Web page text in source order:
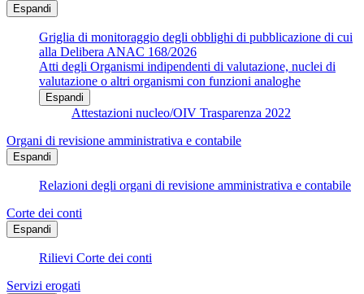
Espandi
Griglia di monitoraggio degli obblighi di pubblicazione di cui
alla Delibera ANAC 168/2026
Atti degli Organismi indipendenti di valutazione, nuclei di
valutazione o altri organismi con funzioni analoghe
Espandi
Attestazioni nucleo/OIV Trasparenza 2022
Organi di revisione amministrativa e contabile
Espandi
Relazioni degli organi di revisione amministrativa e contabile
Corte dei conti
Espandi
Rilievi Corte dei conti
Servizi erogati